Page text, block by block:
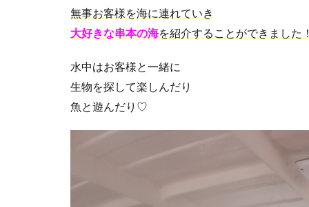
無事お客様を海に連れていき
大好きな串本の海を紹介することができました
水中はお客様と一緒に
生物を探して楽しんだり
魚と遊んだり♡